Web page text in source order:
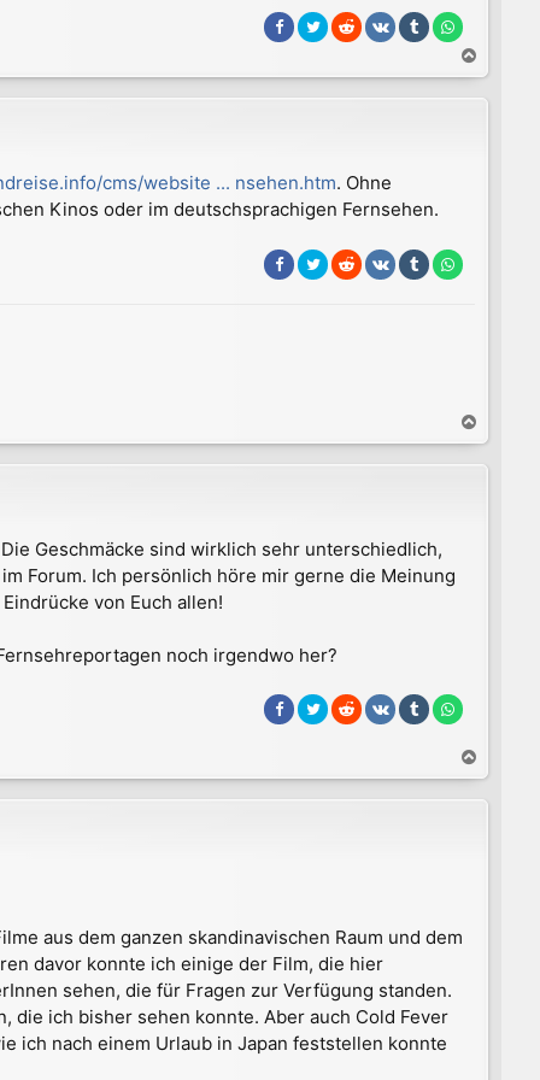
a
c
cms/website ... nsehen.htm. Ohne
Kinos oder im deutschsprachigen Fernsehen.
a
c
Geschmäcke sind wirklich sehr unterschiedlich,
Forum. Ich persönlich höre mir gerne die Meinung
von Euch allen!
noch irgendwo her?
a
c
aus dem ganzen skandinavischen Raum und dem
davor konnte ich einige der Film, die hier
sehen, die für Fragen zur Verfügung standen.
die ich bisher sehen konnte. Aber auch Cold Fever
ich nach einem Urlaub in Japan feststellen konnte